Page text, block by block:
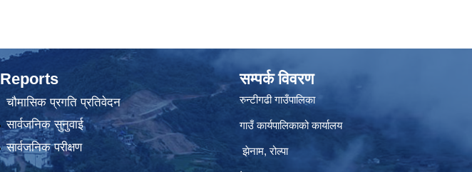
Reports
चौमासिक प्रगति प्रतिवेदन
सार्वजनिक सुनुवाई
सार्वजनिक परीक्षण
सम्पर्क विवरण
रुन्टीगढी गाउँपालिका
गाउँ कार्यपालिकाको कार्यालय
झेनाम, रोल्पा